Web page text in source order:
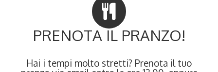
PRENOTA IL PRANZO!
Hai i tempi molto stretti? Prenota il tuo